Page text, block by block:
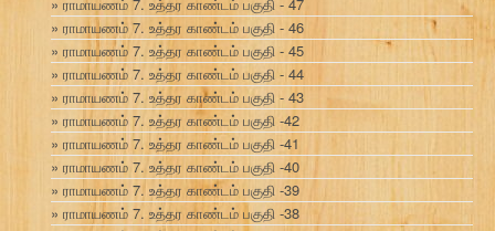
ராமாயணம் 7. உத்தர காண்டம் பகுதி - 46
ராமாயணம் 7. உத்தர காண்டம் பகுதி - 45
ராமாயணம் 7. உத்தர காண்டம் பகுதி - 44
ராமாயணம் 7. உத்தர காண்டம் பகுதி - 43
ராமாயணம் 7. உத்தர காண்டம் பகுதி -42
ராமாயணம் 7. உத்தர காண்டம் பகுதி -41
ராமாயணம் 7. உத்தர காண்டம் பகுதி -40
ராமாயணம் 7. உத்தர காண்டம் பகுதி -39
ராமாயணம் 7. உத்தர காண்டம் பகுதி -38